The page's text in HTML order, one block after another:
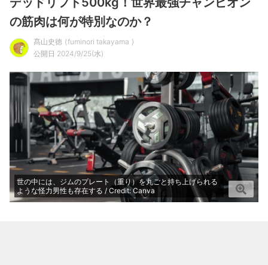
の筋肉は何が特別なのか？
髙山史徳 fuminori takayama
公開日 2024/9/25(水)
世の中には、ジムのプレート（重り）を丸ごと持ち上げられる
ような怪力男性も存在する / Credit: Canva